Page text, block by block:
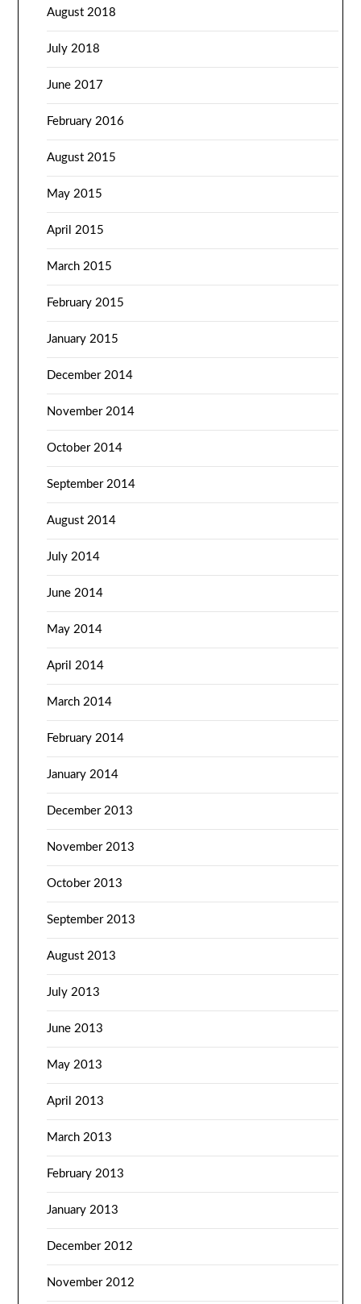
August 2018
July 2018
June 2017
February 2016
August 2015
May 2015
April 2015
March 2015
February 2015
January 2015
December 2014
November 2014
October 2014
September 2014
August 2014
July 2014
June 2014
May 2014
April 2014
March 2014
February 2014
January 2014
December 2013
November 2013
October 2013
September 2013
August 2013
July 2013
June 2013
May 2013
April 2013
March 2013
February 2013
January 2013
December 2012
November 2012